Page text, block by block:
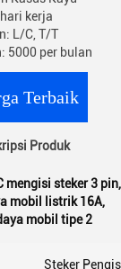
kerja
L/C, T/T
5000 per bulan
Terbaik
Produk
mengisi steker 3 pin,
mobil listrik 16A,
mobil tipe 2
Steker